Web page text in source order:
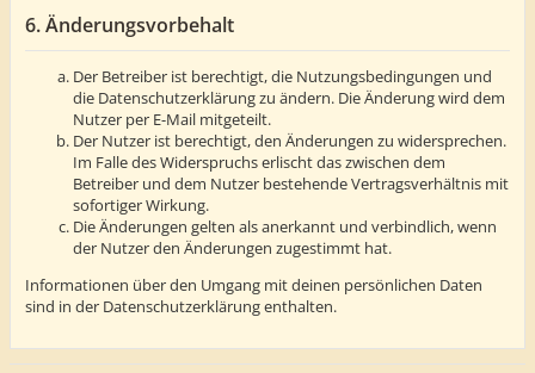
6. Änderungsvorbehalt
Der Betreiber ist berechtigt, die Nutzungsbedingungen und
die Datenschutzerklärung zu ändern. Die Änderung wird dem
Nutzer per E-Mail mitgeteilt.
Der Nutzer ist berechtigt, den Änderungen zu widersprechen.
Im Falle des Widerspruchs erlischt das zwischen dem
Betreiber und dem Nutzer bestehende Vertragsverhältnis mit
sofortiger Wirkung.
Die Änderungen gelten als anerkannt und verbindlich, wenn
der Nutzer den Änderungen zugestimmt hat.
Informationen über den Umgang mit deinen persönlichen Daten
sind in der Datenschutzerklärung enthalten.